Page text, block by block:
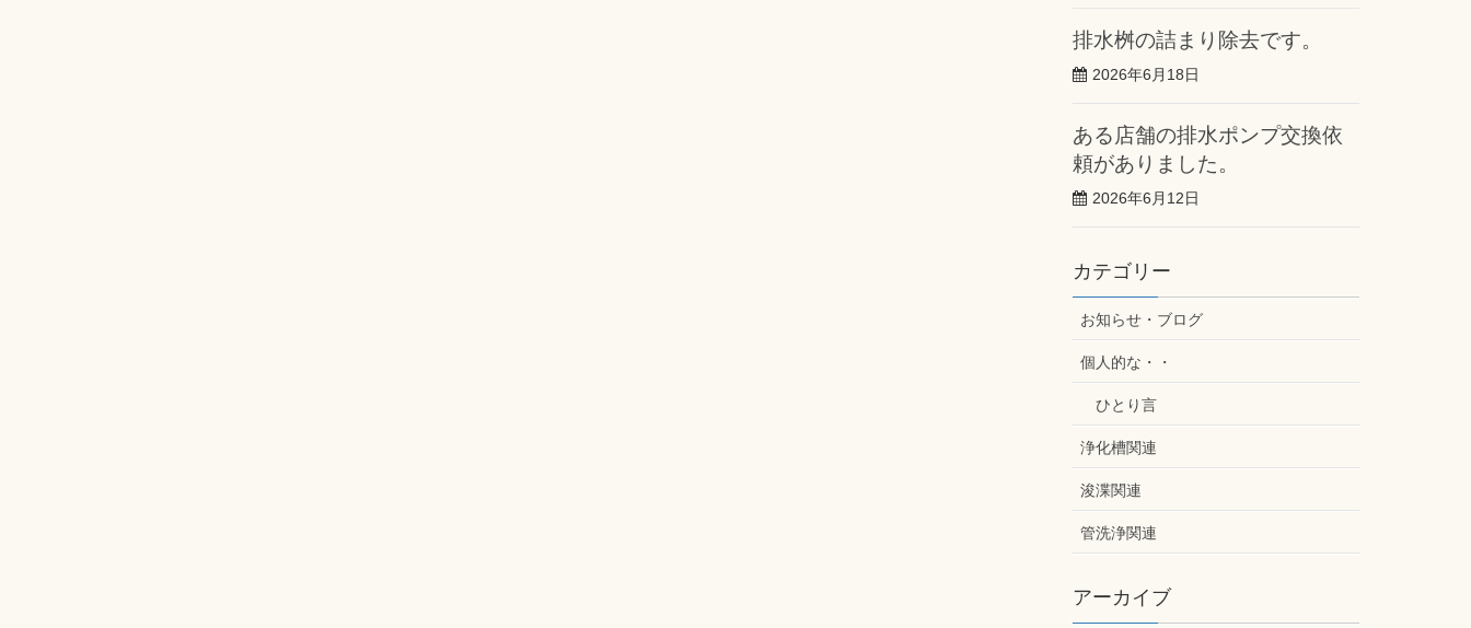
排水桝の詰まり除去です。
2026年6月18日
ある店舗の排水ポンプ交換依
頼がありました。
2026年6月12日
カテゴリー
お知らせ・ブログ
個人的な・・
ひとり言
浄化槽関連
浚渫関連
管洗浄関連
アーカイブ